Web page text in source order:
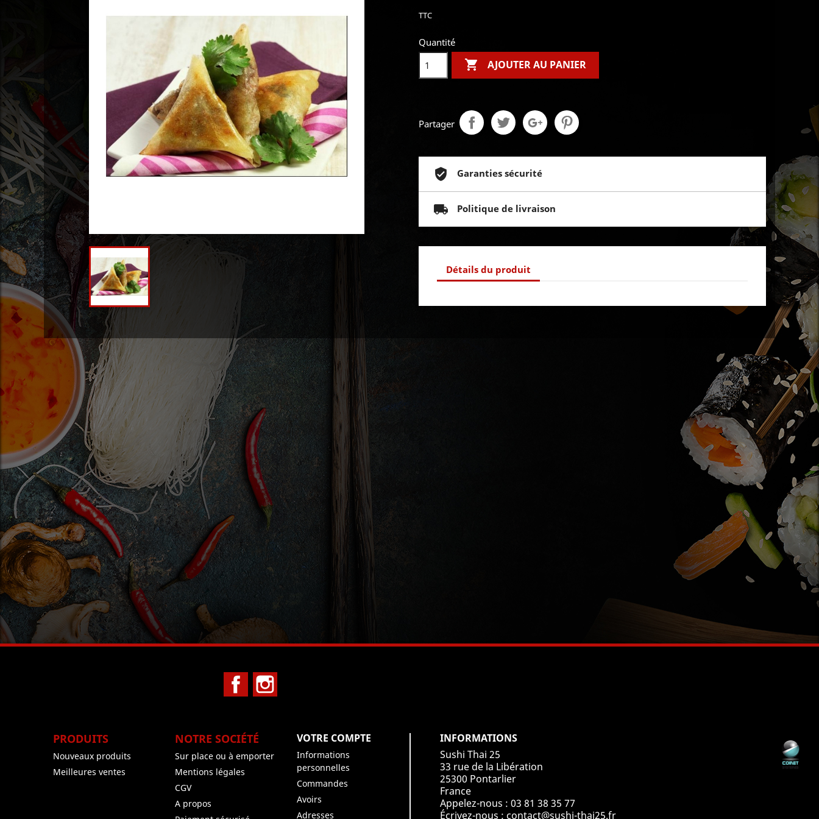
TTC
Quantité
 AJOUTER AU PANIER
Partager
Garanties sécurité
Politique de livraison
Détails du produit
Facebook
PRODUITS
Nouveaux produits
Meilleures ventes
NOTRE SOCIÉTÉ
Sur place ou à emporter
Mentions légales
CGV
A propos
VOTRE COMPTE
Informations
personnelles
Commandes
Avoirs
Adresses
INFORMATIONS
Sushi Thai 25
33 rue de la Libération
25300 Pontarlier
France
Appelez-nous : 03 81 38 35 77
Écrivez-nous : contact@sushi-thai25.fr